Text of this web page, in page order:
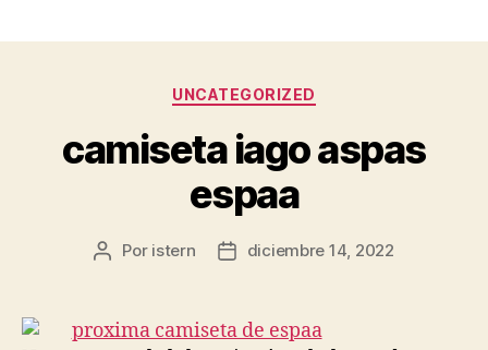
Categorías
UNCATEGORIZED
camiseta iago aspas
espaa
Autor
entrada
Por istern
Fecha
entrada
diciembre 14, 2022